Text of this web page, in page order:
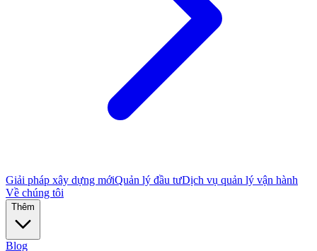
Giải pháp xây dựng mớiQuản lý đầu tưDịch vụ quản lý vận hành
Về chúng tôi
Thêm
Blog